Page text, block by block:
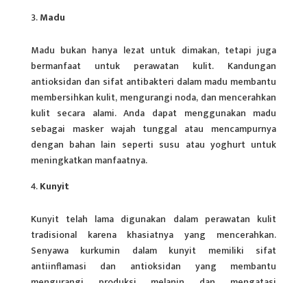
Madu
Madu bukan hanya lezat untuk dimakan, tetapi juga
bermanfaat untuk perawatan kulit. Kandungan
antioksidan dan sifat antibakteri dalam madu membantu
membersihkan kulit, mengurangi noda, dan mencerahkan
kulit secara alami. Anda dapat menggunakan madu
sebagai masker wajah tunggal atau mencampurnya
dengan bahan lain seperti susu atau yoghurt untuk
meningkatkan manfaatnya.
Kunyit
Kunyit telah lama digunakan dalam perawatan kulit
tradisional karena khasiatnya yang mencerahkan.
Senyawa kurkumin dalam kunyit memiliki sifat
antiinflamasi dan antioksidan yang membantu